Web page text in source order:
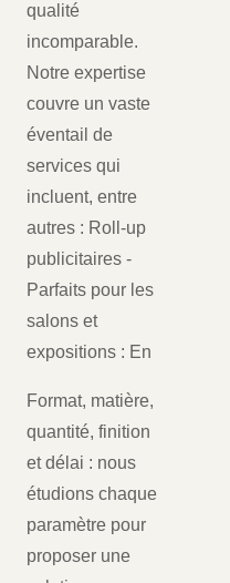
qualité
incomparable.
Notre expertise
couvre un vaste
éventail de
services qui
incluent, entre
autres : Roll-up
publicitaires -
Parfaits pour les
salons et
expositions : En
Format, matière,
quantité, finition
et délai : nous
étudions chaque
paramètre pour
proposer une